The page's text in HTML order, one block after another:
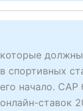
которые
в спортивных
его начало.
онлайн-ставок